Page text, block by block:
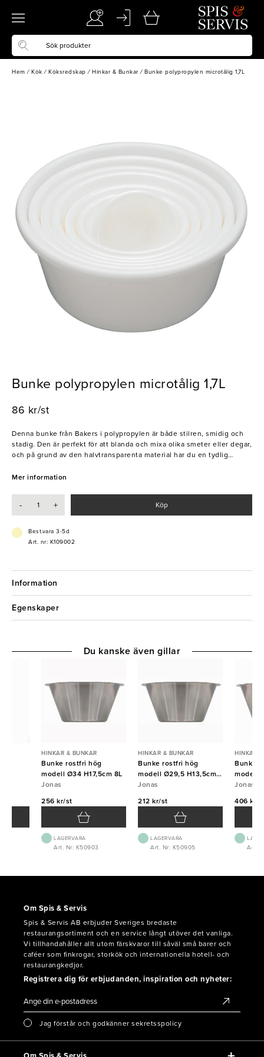
Hem / Kök / Köksredskap / Hinkar & Bunkar / Bunke polypropylen microtålig 1,7L
Bunke polypropylen microtålig 1,7L
86 kr/st
Denna bunke från Bakers i polypropylen är både stilren, smidig och
stadig. Den är perfekt för att blanda och mixa olika smeter eller degar,
och på grund av den halvtransparenta material har du en tydlig
smidigt använda den i din mikrovågsugn får att värma mat, vätskor,
- Polypropylen
- Stilren
Mer information
- + Köp
Best.vara 3-5d
Art. nr: K109002
Information
Egenskaper
HINKAR & BUNKAR
Bunke rostfri hög
modell Ø34 H17,5cm 8L
Jonas
256 kr/st
LAGERVARA
Art. Nr: K50903
HINKAR & BUNKAR
Bunke rostfri hög
modell Ø29,5 H13,5cm
5L
Jonas
212 kr/st
LAGERVARA
Art. Nr: K50905
HINKAR
Bunke
modell
Jonas
406 kr/
Art.
Du kanske även gillar
Om Spis & Servis
Spis & Servis AB erbjuder Sveriges bredaste
restaurangsortiment och en service långt utöver det vanliga.
Vi tillhandahåller allt utom färskvaror till såväl små barer och
caféer som finkrogar, storkök och internationella hotell- och
restaurangkedjor.
Registrera dig för erbjudanden, inspiration och nyheter:
Jag förstår och godkänner sekretsspolicy